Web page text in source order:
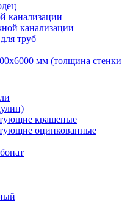
канализации
канализации
труб
крашеные
оцинкованные